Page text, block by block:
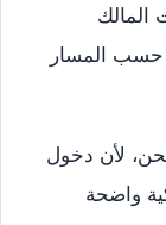
المالك
حسب المسار
لأن دخول
واضحة